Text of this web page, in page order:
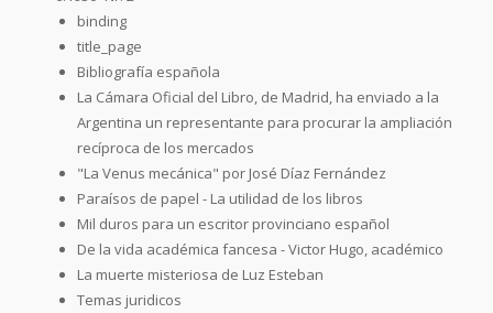
binding
title_page
Bibliografía española
La Cámara Oficial del Libro, de Madrid, ha enviado a la
Argentina un representante para procurar la ampliación
recíproca de los mercados
"La Venus mecánica" por José Díaz Fernández
Paraísos de papel - La utilidad de los libros
Mil duros para un escritor provinciano español
De la vida académica fancesa - Victor Hugo, académico
La muerte misteriosa de Luz Esteban
Temas juridicos